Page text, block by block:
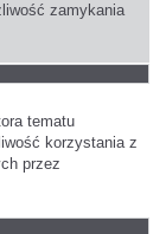
zamykania
tematu
korzystania z
przez